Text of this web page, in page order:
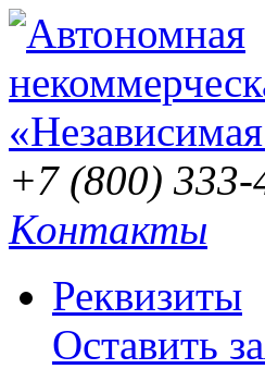
+7 (800) 333-
Контакты
Реквизиты
Оставить